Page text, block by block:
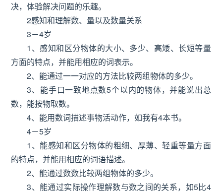
决，体验解决问题的乐趣。
2感知和理解数、量以及数量关系
3－4岁
1、感知和区分物体的大小、多少、高矮、长短等量
方面的特点，并能用相应的词表示。
2、能通过一一对应的方法比较两组物体的多少。
3、能手口一致地点数5个以内的物体，并能说出总
数，能按物取数。
4、能用数词描述事物活动作，如我有4本书。
4－5岁
1、能感知和区分物体的粗细、厚薄、轻重等量方面
的特点，并能用相应的词语描述。
2、能通过数数比较两组物体的多少。
3、能通过实际操作理解数与数之间的关系，如5比4